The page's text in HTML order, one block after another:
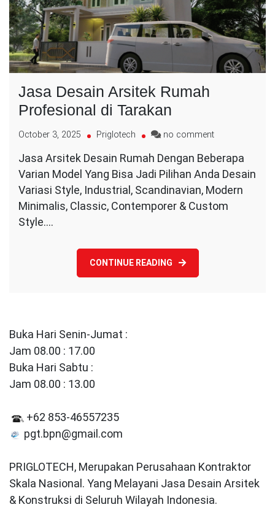
Jasa Desain Arsitek Rumah
Profesional di Tarakan
October 3, 2025 Priglotech no commenton
Desain
Arsitek
Rumah
di
Jasa Arsitek Desain Rumah Dengan Beberapa
Varian Model Yang Bisa Jadi Pilihan Anda Desain
Variasi Style, Industrial, Scandinavian, Modern
Minimalis, Classic, Contemporer & Custom
Style.…
CONTINUE READING
Buka Hari Senin-Jumat :
Jam 08.00 : 17.00
Buka Hari Sabtu :
Jam 08.00 : 13.00
+62 853-46557235
pgt.bpn@gmail.com
PRIGLOTECH, Merupakan Perusahaan Kontraktor
Skala Nasional. Yang Melayani Jasa Desain Arsitek
& Konstruksi di Seluruh Wilayah Indonesia.